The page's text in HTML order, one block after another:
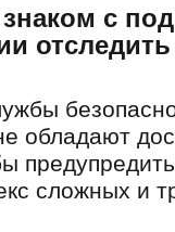
с
отследить
обладают
сложных и